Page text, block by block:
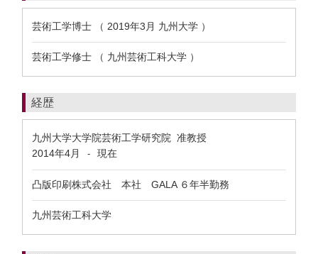
芸術工学博士 （ 2019年3月 九州大学 ）
芸術工学修士 （ 九州芸術工科大学 ）
経歴
九州大学大学院芸術工学研究院 准教授
2014年4月
- 現在
凸版印刷株式会社 本社 GALA ６年半勤務
九州芸術工科大学